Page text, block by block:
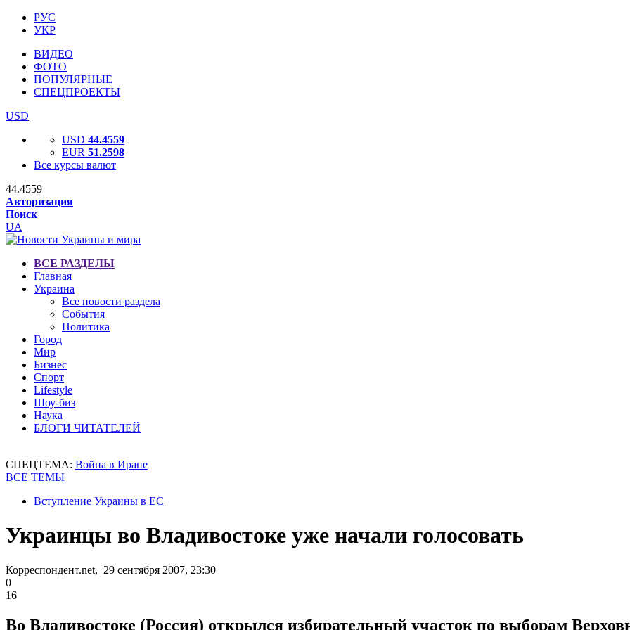
РУС
УКР
ВИДЕО
ФОТО
ПОПУЛЯРНЫЕ
СПЕЦПРОЕКТЫ
USD
USD 44.4559
EUR 51.2598
Все курсы валют
44.4559
Авторизация
Поиск
UA
ВСЕ РАЗДЕЛЫ
Главная
Украина
Все новости раздела
События
Политика
Город
Мир
Бизнес
Спорт
Lifestyle
Шоу-биз
Наука
БЛОГИ ЧИТАТЕЛЕЙ
СПЕЦТЕМА: Война в Иране
ВСЕ ТЕМЫ
Вступление Украины в ЕС
Украинцы во Владивостоке уже начали голосовать
Корреспондент.net, 29 сентября 2007, 23:30
0
16
Во Владивостоке (Россия) открылся избирательный участок по выборам